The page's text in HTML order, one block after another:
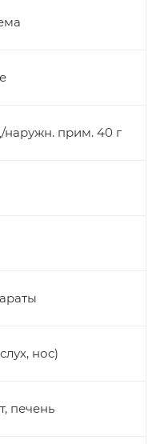
прим. 40 г
нос)
печень